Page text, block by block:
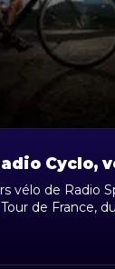
Cyclo,
vélo de Radio
de France,